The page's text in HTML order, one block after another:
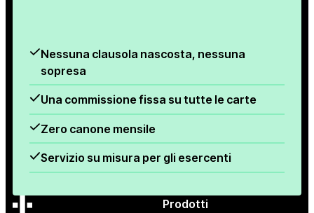
Nessuna clausola nascosta, nessuna
sopresa
Una commissione fissa su tutte le carte
Zero canone mensile
Servizio su misura per gli esercenti
Prodotti